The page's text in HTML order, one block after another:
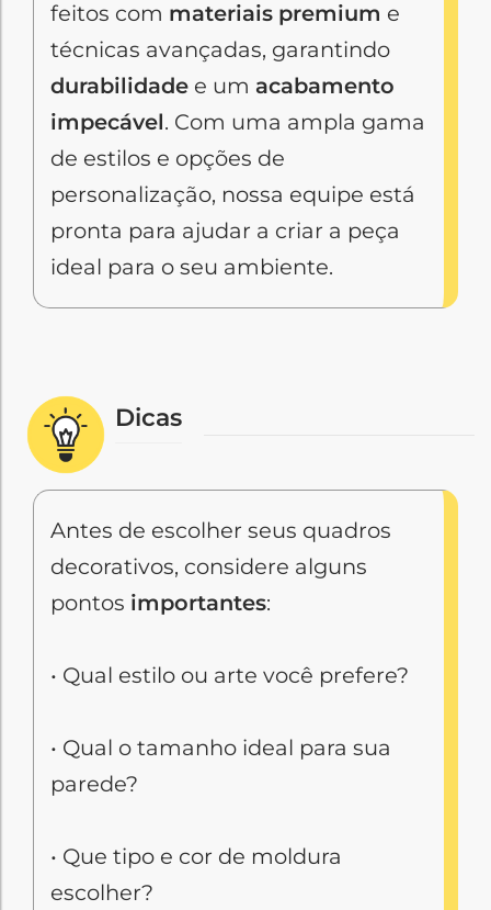
feitos com materiais premium e
técnicas avançadas, garantindo
durabilidade e um acabamento
impecável. Com uma ampla gama
de estilos e opções de
personalização, nossa equipe está
pronta para ajudar a criar a peça
ideal para o seu ambiente.
Dicas
Antes de escolher seus quadros
decorativos, considere alguns
pontos importantes:
• Qual estilo ou arte você prefere?
• Qual o tamanho ideal para sua
parede?
• Que tipo e cor de moldura
escolher?